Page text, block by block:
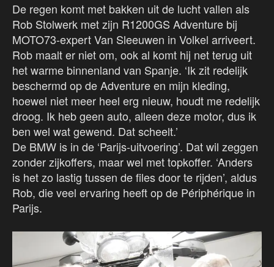
De regen komt met bakken uit de lucht vallen als
Rob Stolwerk met zijn R1200GS Adventure bij
MOTO73-expert Van Sleeuwen in Volkel arriveert.
Rob maalt er niet om, ook al komt hij net terug uit
het warme binnenland van Spanje. ‘Ik zit redelijk
beschermd op de Adventure en mijn kleding,
hoewel niet meer heel erg nieuw, houdt me redelijk
droog. Ik heb geen auto, alleen deze motor, dus ik
ben wel wat gewend. Dat scheelt.’
De BMW is in de ‘Parijs-uitvoering’. Dat wil zeggen
zonder zijkoffers, maar wel met topkoffer. ‘Anders
is het zo lastig tussen de files door te rijden’, aldus
Rob, die veel ervaring heeft op de Périphérique in
Parijs.